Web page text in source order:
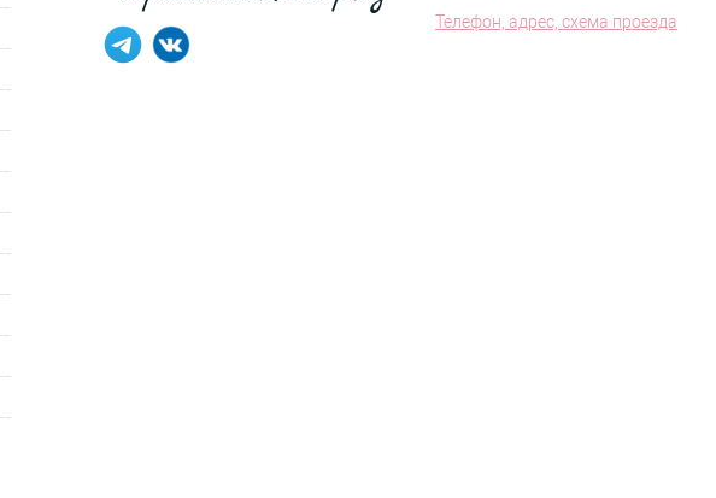
Телефон, адрес, схема проезда